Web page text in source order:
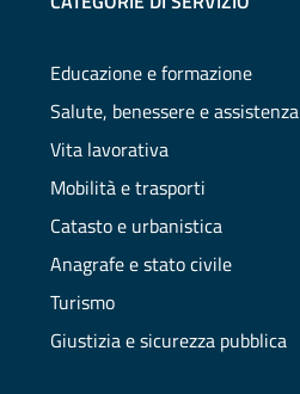
Educazione e formazione
Salute, benessere e assistenza
Vita lavorativa
Mobilità e trasporti
Catasto e urbanistica
Anagrafe e stato civile
Turismo
Giustizia e sicurezza pubblica